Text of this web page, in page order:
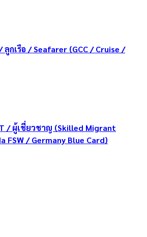
กเรือ / Seafarer (GCC / Cruise /
/ ผู้เชี่ยวชาญ (Skilled Migrant
FSW / Germany Blue Card)